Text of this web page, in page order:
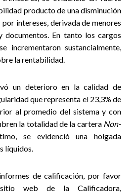
producto de una disminución
intereses, derivada de menores
documentos. En tanto los cargos
incrementaron sustancialmente,
la rentabilidad.
un deterioro en la calidad de
que representa el 23,3% de
al promedio del sistema y con
la totalidad de la cartera Non-
se evidenció una holgada
líquidos.
de calificación, por favor
web de la Calificadora,